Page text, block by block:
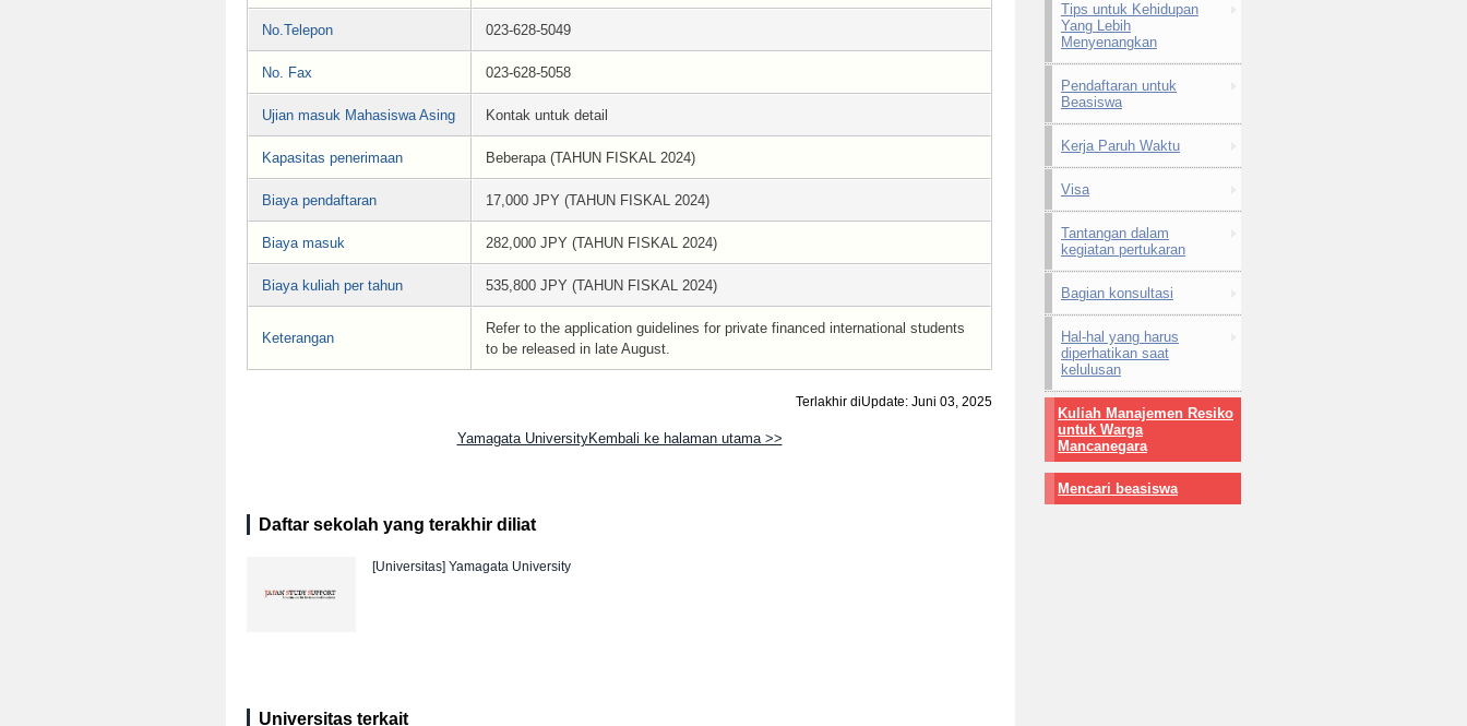
No.Telepon 023-628-5049
No. Fax 023-628-5058
Ujian masuk Mahasiswa Asing Kontak untuk detail
Kapasitas penerimaan Beberapa (TAHUN FISKAL 2024)
Biaya pendaftaran 17,000 JPY (TAHUN FISKAL 2024)
Biaya masuk 282,000 JPY (TAHUN FISKAL 2024)
Biaya kuliah per tahun 535,800 JPY (TAHUN FISKAL 2024)
Keterangan
Refer to the application guidelines for private financed international students
to be released in late August.
Terlakhir diUpdate: Juni 03, 2025
Yamagata UniversityKembali ke halaman utama >>
Daftar sekolah yang terakhir diliat
[Universitas] Yamagata University
Universitas terkait
Tips untuk Kehidupan
Yang Lebih
Menyenangkan
Pendaftaran untuk
Beasiswa
Kerja Paruh Waktu
Visa
Tantangan dalam
kegiatan pertukaran
Bagian konsultasi
Hal-hal yang harus
diperhatikan saat
kelulusan
Kuliah Manajemen Resiko
untuk Warga
Mancanegara
Mencari beasiswa